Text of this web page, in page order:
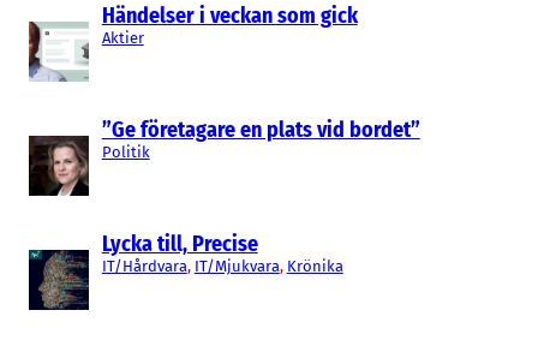
Händelser i veckan som gick
Aktier
”Ge företagare en plats vid bordet”
Politik
Lycka till, Precise
IT/Hårdvara, IT/Mjukvara, Krönika
immunsystem som skiljer sig åt mellan sjuka och
friska personer.